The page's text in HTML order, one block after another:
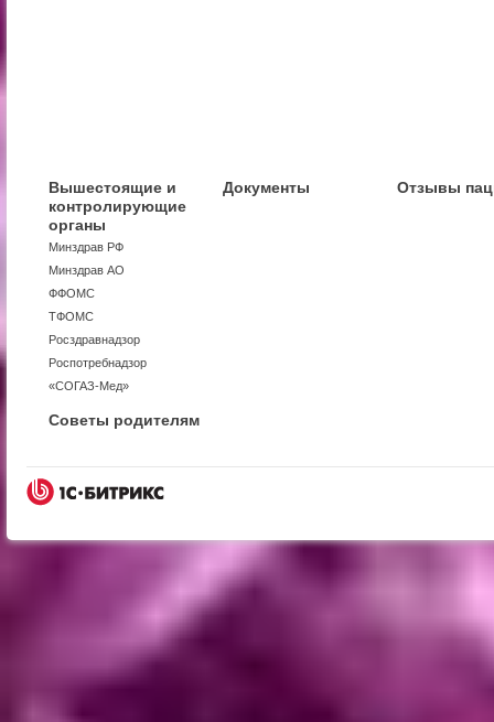
Вышестоящие и
контролирующие
органы
Минздрав РФ
Минздрав АО
ФФОМС
ТФОМС
Росздравнадзор
Роспотребнадзор
«СОГАЗ-Мед»
Документы Отзывы
Советы родителям